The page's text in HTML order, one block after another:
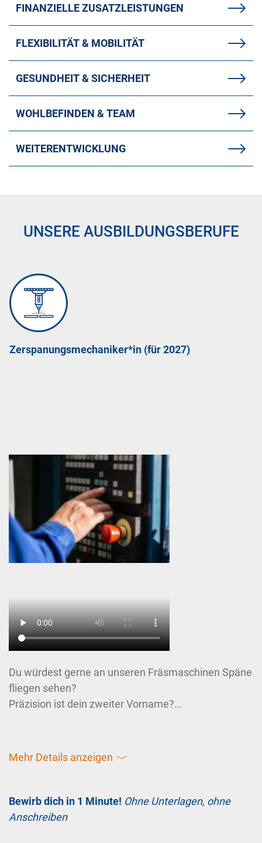
FINANZIELLE ZUSATZLEISTUNGEN
FLEXIBILITÄT & MOBILITÄT
GESUNDHEIT & SICHERHEIT
WOHLBEFINDEN & TEAM
WEITERENTWICKLUNG
UNSERE AUSBILDUNGSBERUFE
Zerspanungsmechaniker*in (für 2027)
Du würdest gerne an unseren Fräsmaschinen Späne
fliegen sehen?
Präzision ist dein zweiter Vorname?
Zerspanungsmechaniker*in genau das Richtige für
Als Zerspanungsmechaniker*in arbeitest du an
unseren hochmodernen 3-Achs oder 5-
Mehr Details anzeigen 〈
Bewirb dich in 1 Minute! Ohne Unterlagen, ohne
Anschreiben